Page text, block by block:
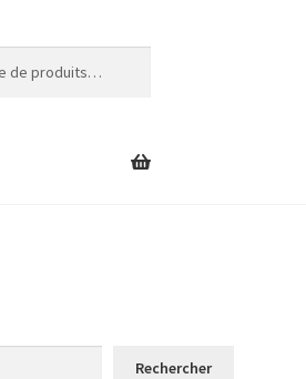
Rechercher